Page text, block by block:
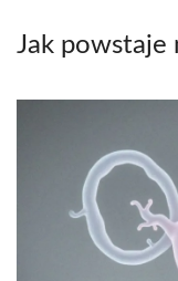
Jak powstaje